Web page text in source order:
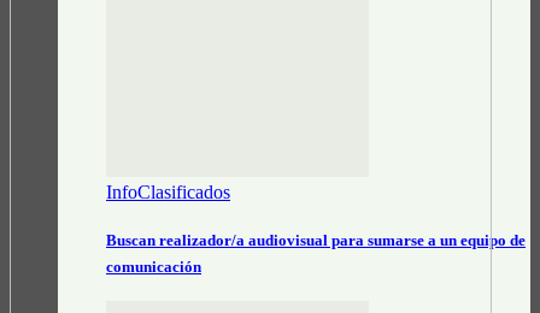
InfoClasificados
Buscan realizador/a audiovisual para sumarse a un equipo de
comunicación